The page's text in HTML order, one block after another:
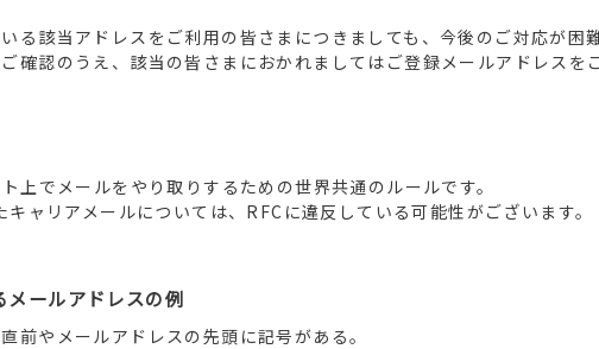
る該当アドレスをご利用の皆さまにつきましても、今後のご対応が困
確認のうえ、該当の皆さまにおかれましてはご登録メールアドレスを
上でメールをやり取りするための世界共通のルールです。
ャリアメールについては、RFCに違反している可能性がございます。
メールアドレスの例
前やメールアドレスの先頭に記号がある。